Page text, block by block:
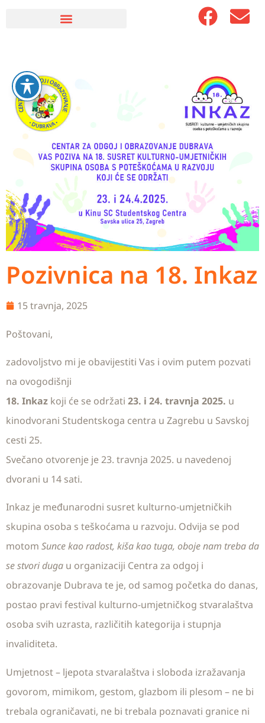
Pozivnica na 18. Inkaz
15 travnja, 2025
Poštovani,
zadovoljstvo mi je obavijestiti Vas i ovim putem pozvati
na ovogodišnji
18. Inkaz koji će se održati 23. i 24. travnja 2025. u
kinodvorani Studentskoga centra u Zagrebu u Savskoj
cesti 25.
Svečano otvorenje je 23. travnja 2025. u navedenoj
dvorani u 14 sati.
Inkaz je međunarodni susret kulturno-umjetničkih
skupina osoba s teškoćama u razvoju. Odvija se pod
motom Sunce kao radost, kiša kao tuga, oboje nam treba da
se stvori duga u organizaciji Centra za odgoj i
obrazovanje Dubrava te je, od samog početka do danas,
postao pravi festival kulturno-umjetničkog stvaralaštva
osoba svih uzrasta, različitih kategorija i stupnja
invaliditeta.
Umjetnost – ljepota stvaralaštva i sloboda izražavanja
govorom, mimikom, gestom, glazbom ili plesom – ne bi
trebala ograničavati, ne bi trebala poznavati granice ni